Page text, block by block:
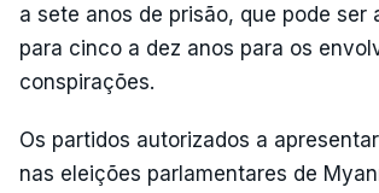
a sete anos de prisão, que pode ser
para cinco a dez anos para os
conspirações.
Os partidos autorizados a
nas eleições parlamentares de